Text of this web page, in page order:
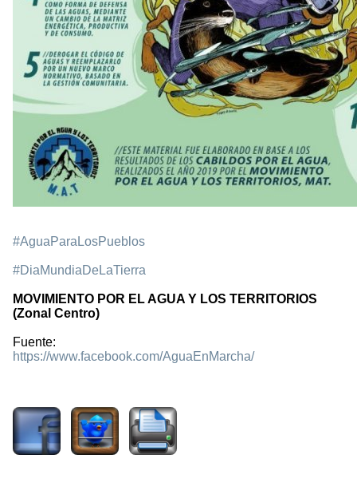
#AguaParaLosPueblos
#DiaMundiaDeLaTierra
MOVIMIENTO POR EL AGUA Y LOS TERRITORIOS
(Zonal Centro)
Fuente:
https://www.facebook.com/AguaEnMarcha/